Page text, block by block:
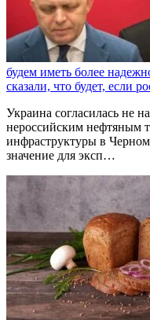
будем иметь более
сказали, что будет, если
Украина согласилась не
нероссийским нефтяным
инфраструктуры в
значение для эксп…